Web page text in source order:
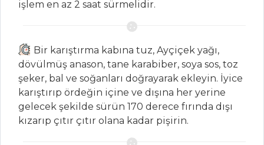
Tabbule
Pratik halka
tatlısı tarifi
Masterchef Tüm
Tarifleri
işlem en az 2 saat sürmelidir.
Bir karıştırma kabına tuz, Ayçiçek yağı,
dövülmüş anason, tane karabiber, soya sos, toz
şeker, bal ve soğanları doğrayarak ekleyin. İyice
karıştırıp ördeğin içine ve dışına her yerine
gelecek şekilde sürün 170 derece fırında dışı
kızarıp çıtır çıtır olana kadar pişirin.